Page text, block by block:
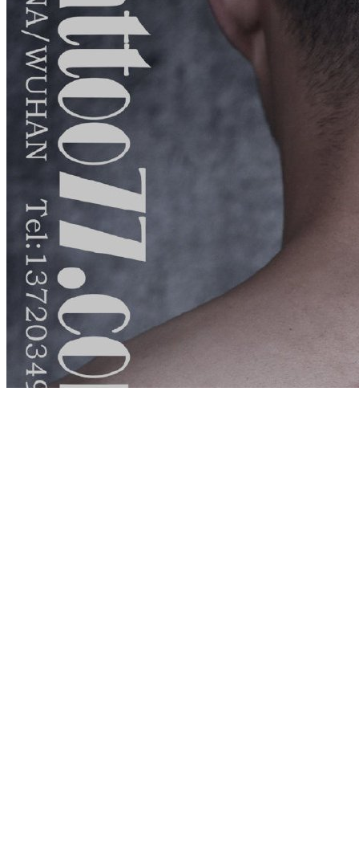
武汉老兵纹身微信
： 服务号：laobingwenshen 订阅号：laobing66666 打造国
文资讯！精美纹身图案及手稿 纹身作品 一站搞定！回复相
问千万素材的微官网，中国最强最全纹身图案尽在其中！